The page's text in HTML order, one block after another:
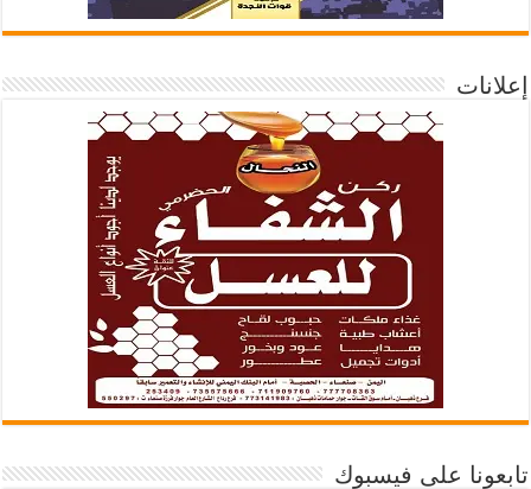
إعلانات
تابعونا على فيسبوك